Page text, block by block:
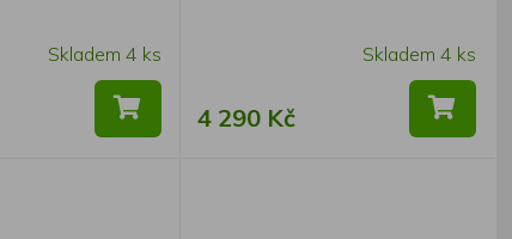
Skladem 4 ks Skladem 4 ks
4 290 Kč